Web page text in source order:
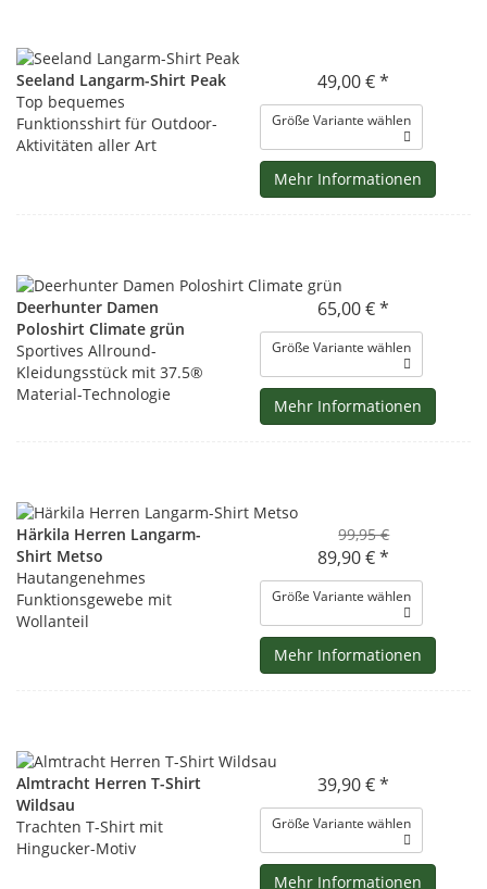
Seeland Langarm-Shirt Peak
Top bequemes
Funktionsshirt für Outdoor-
Aktivitäten aller Art
49,00 € *
Größe Variante wählen
Mehr Informationen
Deerhunter Damen
Poloshirt Climate grün
Sportives Allround-
Kleidungsstück mit 37.5®
Material-Technologie
65,00 € *
Größe Variante wählen
Mehr Informationen
Härkila Herren Langarm-
Shirt Metso
Hautangenehmes
Funktionsgewebe mit
Wollanteil
99,95 €
89,90 € *
Größe Variante wählen
Mehr Informationen
Almtracht Herren T-Shirt
Wildsau
Trachten T-Shirt mit
Hingucker-Motiv
39,90 € *
Größe Variante wählen
Mehr Informationen